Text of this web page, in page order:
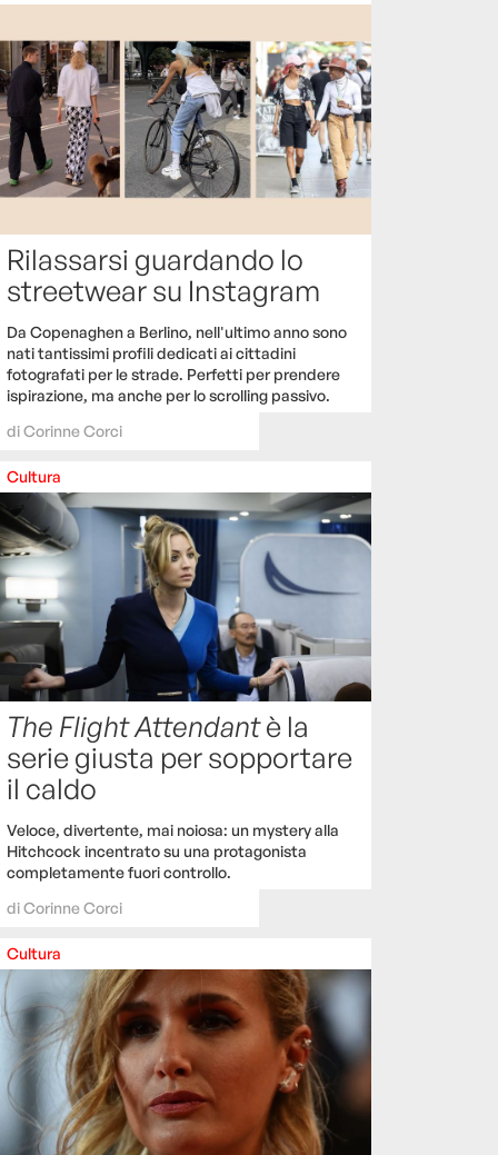
Rilassarsi guardando lo
streetwear su Instagram
Da Copenaghen a Berlino, nell'ultimo anno sono
nati tantissimi profili dedicati ai cittadini
fotografati per le strade. Perfetti per prendere
ispirazione, ma anche per lo scrolling passivo.
diCorinne Corci
Cultura
The Flight Attendantè la
serie giusta per sopportare
il caldo
Veloce, divertente, mai noiosa: un mystery alla
Hitchcock incentrato su una protagonista
completamente fuori controllo.
diCorinne Corci
Cultura